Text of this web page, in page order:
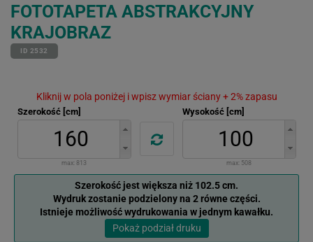
FOTOTAPETA ABSTRAKCYJNY
KRAJOBRAZ
ID 2532
Kliknij w pola poniżej i wpisz wymiar ściany + 2% zapasu
Szerokość [cm]
max: 813
Wysokość [cm]
max: 508
Szerokość jest większa niż 102.5 cm.
Wydruk zostanie podzielony na 2 równe części.
Istnieje możliwość wydrukowania w jednym kawałku.
Pokaż podział druku